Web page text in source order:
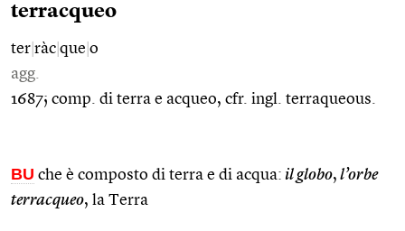
terracqueo
ter ràc que o
agg.
1687; comp. di terra e acqueo, cfr. ingl. terraqueous.
BU che è composto di terra e di acqua: il globo, l’orbe
terracqueo, la Terra